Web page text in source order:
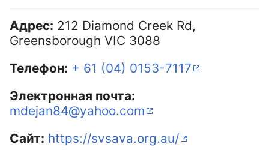
Адрес: 212 Diamond Creek Rd,
Greensborough VIC 3088
Телефон: + 61 (04) 0153-7117
Электронная почта:
mdejan84@yahoo.com
Сайт: https://svsava.org.au/